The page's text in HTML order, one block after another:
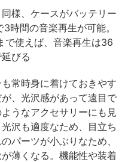
様、ケースがバッテリー
時間の音楽再生が可能。
で使えば、音楽再生は36
びる
常時身に着けておきやす
、光沢感があって遠目で
うなアクセサリーにも見
沢も適度なため、目立ち
パーツが小ぶりなため、
薄くなる。機能性や装着